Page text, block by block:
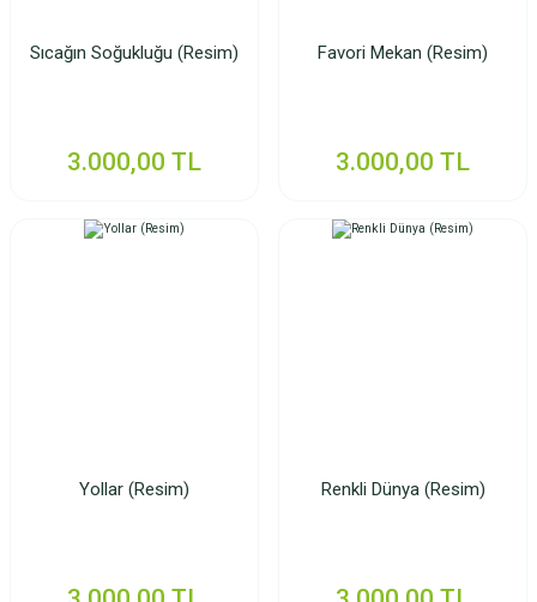
Sıcağın Soğukluğu (Resim)
3.000,00 TL
Favori Mekan (Resim)
3.000,00 TL
Yollar (Resim) Renkli Dünya (Resim)